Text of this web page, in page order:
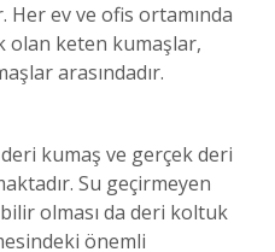
Her ev ve ofis ortamında
olan keten kumaşlar,
arasındadır.
kumaş ve gerçek deri
Su geçirmeyen
olması da deri koltuk
önemli